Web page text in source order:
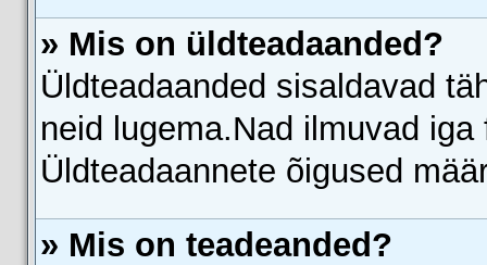
» Mis on üldteadaanded?
Üldteadaanded sisaldavad
neid lugema.Nad ilmuvad
Üldteadaannete õigused
» Mis on teadeanded?